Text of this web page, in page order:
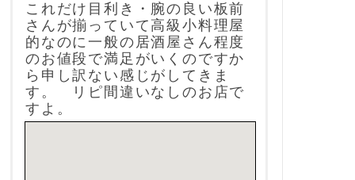
これだけ目利き・腕の良い板前
さんが揃っていて高級小料理屋
的なのに一般の居酒屋さん程度
のお値段で満足がいくのですか
ら申し訳ない感じがしてきま
す。 リピ間違いなしのお店で
すよ。